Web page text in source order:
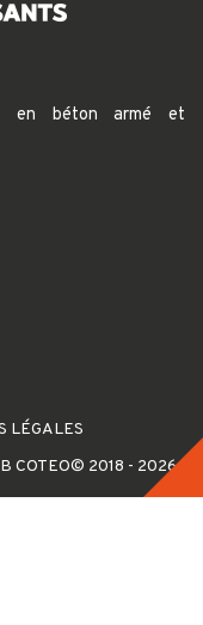
en béton armé et
LÉGALES
COTEO© 2018 - 2026